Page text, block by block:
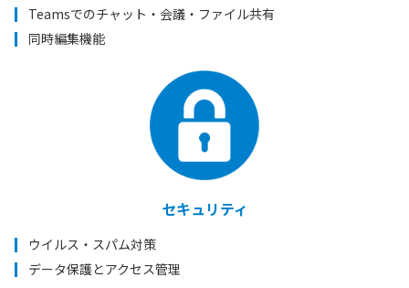
Teamsでのチャット・会議・ファイル共有
同時編集機能
セキュリティ
ウイルス・スパム対策
データ保護とアクセス管理